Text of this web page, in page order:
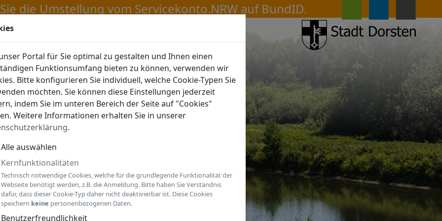
Portal für Sie optimal zu gestalten und Ihnen einen
Funktionsumfang bieten zu können, verwenden wir
Bitte konfigurieren Sie individuell, welche Cookie-Typen Sie
möchten. Sie können diese Einstellungen jederzeit
indem Sie im unteren Bereich der Seite auf "Cookies"
Weitere Informationen erhalten Sie in unserer
.
Alle auswählen
Kernfunktionalitäten
Technisch notwendige Cookies, welche für die grundlegende Funktionalität der
Webseite benötigt werden, z.B. die Anmeldung. Bitte haben Sie Verständnis
dafür, dass dieser Cookie-Typ daher nicht deaktivierbar ist. Diese Cookies
speichern keine personenbezogenen Daten.
Benutzerfreundlichkeit